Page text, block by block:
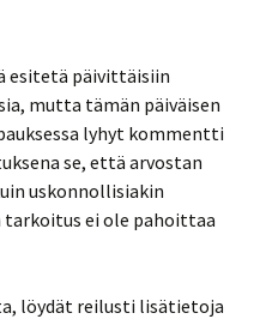
esitetä päivittäisiin
mutta tämän päiväisen
lyhyt kommentti
se, että arvostan
uskonnollisiakin
ei ole pahoittaa
löydät reilusti lisätietoja